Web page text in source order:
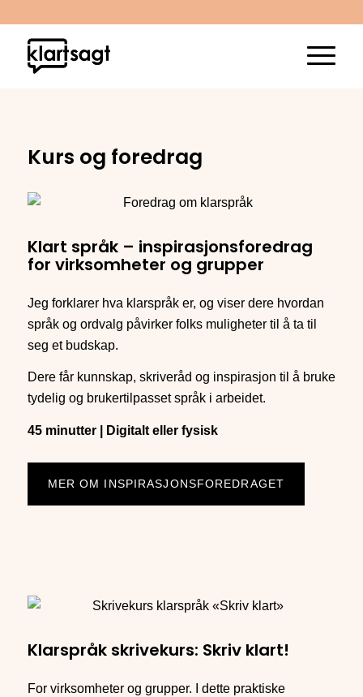
Kurs og foredrag
Klart språk – inspirasjonsforedrag
for virksomheter og grupper
Jeg forklarer hva klarspråk er, og viser dere hvordan
språk og ordvalg påvirker folks muligheter til å ta til
seg et budskap.
Dere får kunnskap, skriveråd og inspirasjon til å bruke
tydelig og brukertilpasset språk i arbeidet.
45 minutter | Digitalt eller fysisk
MER OM INSPIRASJONSFOREDRAGET
Klarspråk skrivekurs: Skriv klart!
For virksomheter og grupper. I dette praktiske